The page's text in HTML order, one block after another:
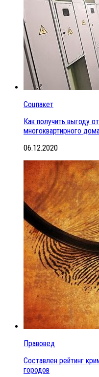
Соцпакет
Как получить выгоду
многоквартирного
06.12.2020
Правовед
Составлен рейтинг
городов